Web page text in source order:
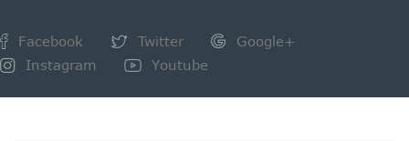
Facebook Twitter
Google+
Instagram
Youtube